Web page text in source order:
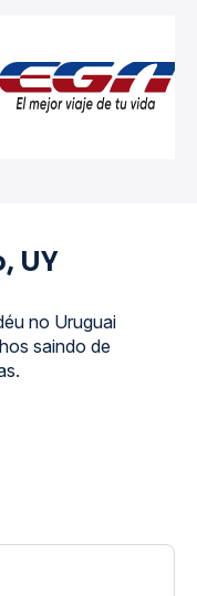
UY
no Uruguai
saindo de